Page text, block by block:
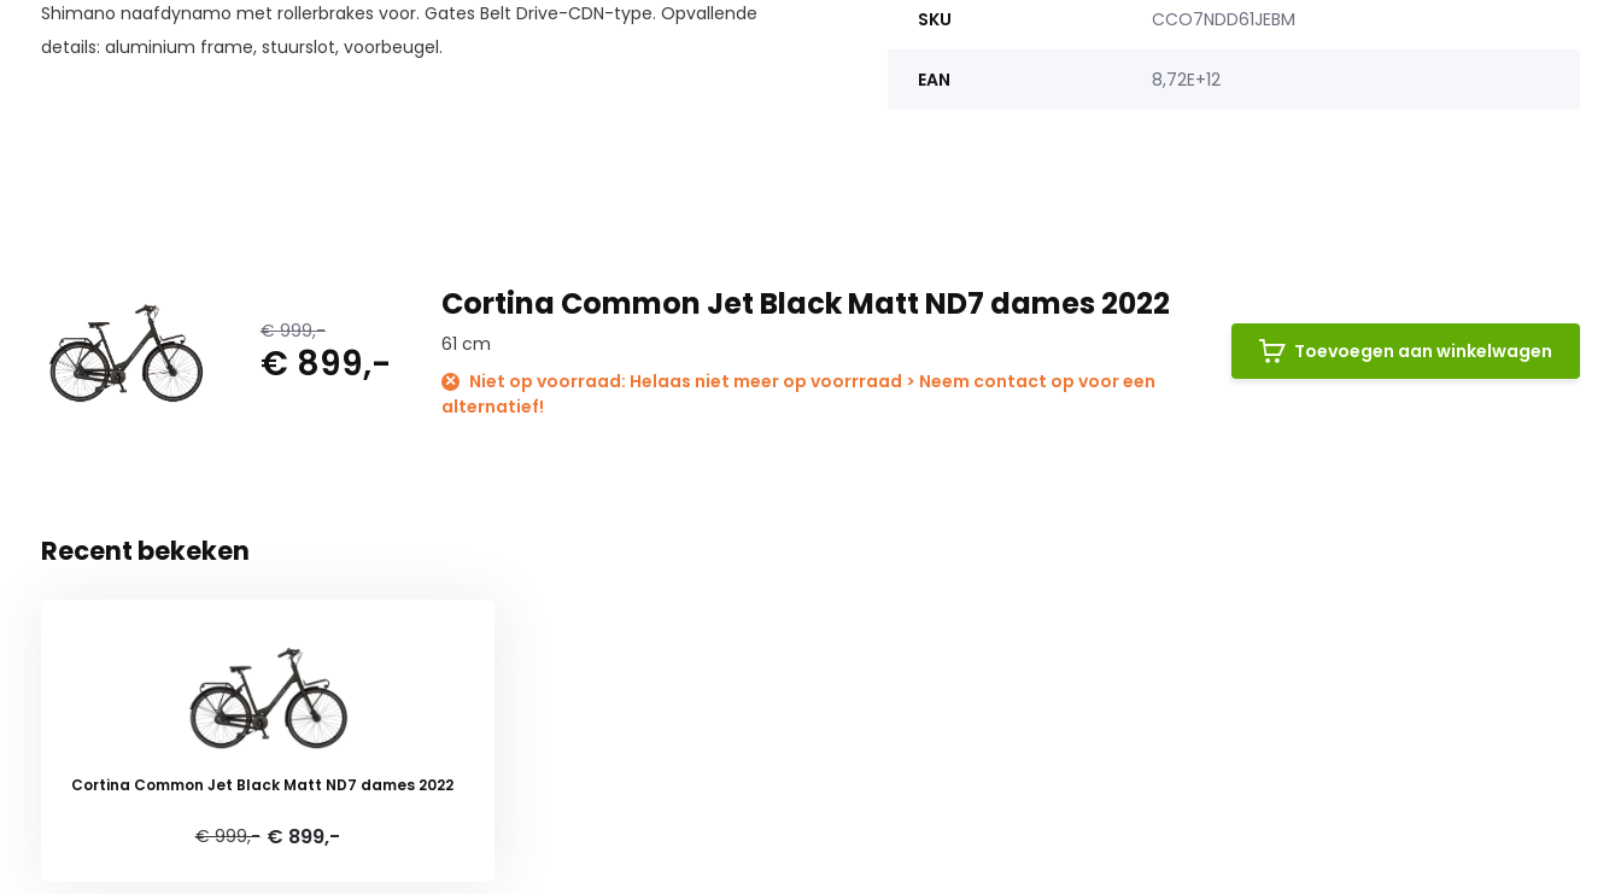
Shimano naafdynamo met rollerbrakes voor. Gates Belt Drive-CDN-type. Opvallende
details: aluminium frame, stuurslot, voorbeugel.
SKU CCO7NDD61JEBM
EAN 8,72E+12
€ 999,-
€ 899,-
Cortina Common Jet Black Matt ND7 dames 2022
61 cm
Niet op voorraad: Helaas niet meer op voorrraad > Neem contact op voor een
alternatief!
Toevoegen aan winkelwagen
Recent bekeken
Cortina Common Jet Black Matt ND7 dames 2022
€ 999,- € 899,-